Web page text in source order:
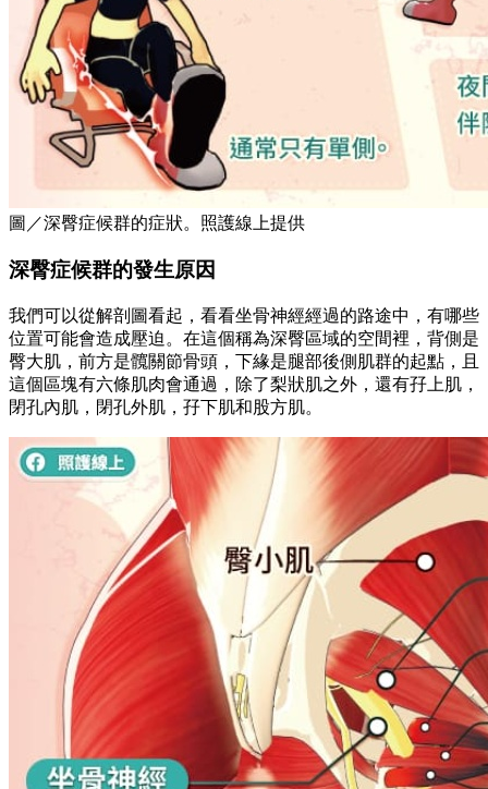
圖／深臀症候群的症狀。照護線上提供
深臀症候群的發生原因
我們可以從解剖圖看起，看看坐骨神經經過的路途中，有哪些
位置可能會造成壓迫。在這個稱為深臀區域的空間裡，背側是
臀大肌，前方是髖關節骨頭，下緣是腿部後側肌群的起點，且
這個區塊有六條肌肉會通過，除了梨狀肌之外，還有孖上肌，
閉孔內肌，閉孔外肌，孖下肌和股方肌。